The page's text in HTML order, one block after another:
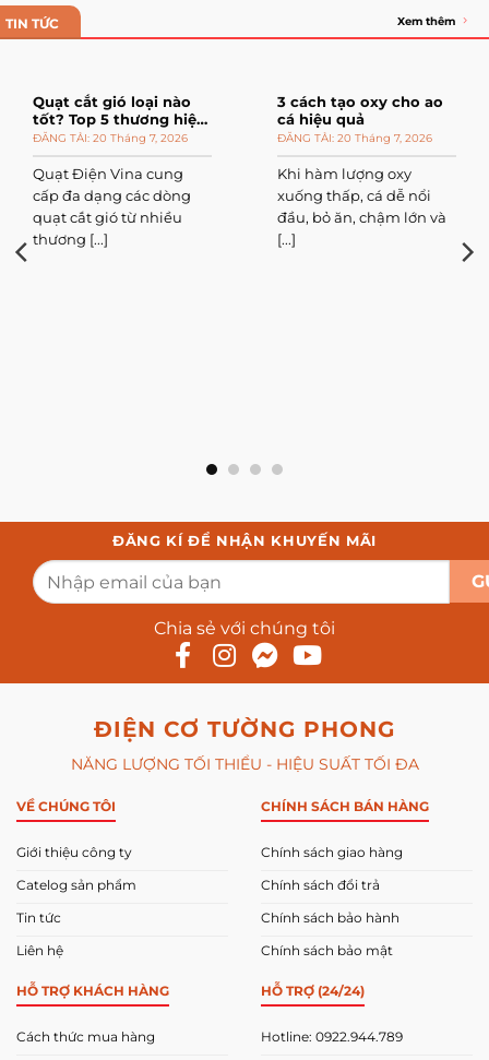
TIN TỨC Xem thêm
Quạt cắt gió loại nào
tốt? Top 5 thương hiệu
đáng mua20 Tháng 7, 2026
Quạt Điện Vina cung
cấp đa dạng các dòng
quạt cắt gió từ nhiều
thương [...]
3 cách tạo oxy cho ao
cá hiệu quả
20 Tháng 7, 2026
Khi hàm lượng oxy
xuống thấp, cá dễ nổi
đầu, bỏ ăn, chậm lớn và
[...]
ĐĂNG KÍ ĐỂ NHẬN KHUYẾN MÃI
Chia sẻ với chúng tôi
ĐIỆN CƠ TƯỜNG PHONG
NĂNG LƯỢNG TỐI THIỂU - HIỆU SUẤT TỐI ĐA
VỀ CHÚNG TÔI
Giới thiệu công ty
Catelog sản phẩm
Tin tức
Liên hệ
CHÍNH SÁCH BÁN HÀNG
Chính sách giao hàng
Chính sách đổi trả
Chính sách bảo hành
Chính sách bảo mật
HỖ TRỢ KHÁCH HÀNG
Cách thức mua hàng
HỖ TRỢ (24/24)
Hotline: 0922.944.789